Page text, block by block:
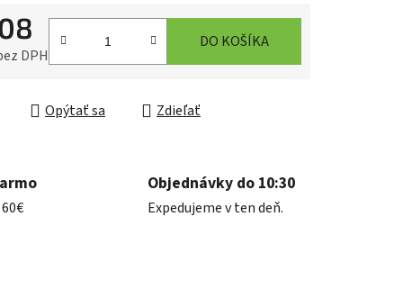
DPH
DO KOŠÍKA
Opýtať sa Zdieľať
Objednávky do 10:30
Expedujeme v ten deň.